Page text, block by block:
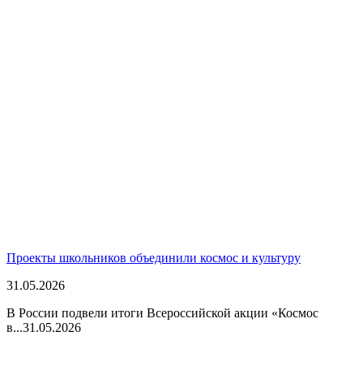
Проекты школьников объединили космос и культуру
31.05.2026
В России подвели итоги Всероссийской акции «Космос
в...31.05.2026